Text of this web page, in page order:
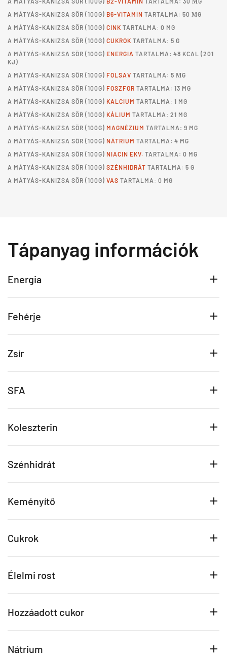
A MÁTYÁS-KANIZSA SÖR (100G) B6-VITAMIN TARTALMA: 50 ΜG
A MÁTYÁS-KANIZSA SÖR (100G) CINK TARTALMA: 0 MG
A MÁTYÁS-KANIZSA SÖR (100G) CUKROK TARTALMA: 5 G
A MÁTYÁS-KANIZSA SÖR (100G) ENERGIA TARTALMA: 48 KCAL (201
KJ)
A MÁTYÁS-KANIZSA SÖR (100G) FOLSAV TARTALMA: 5 ΜG
A MÁTYÁS-KANIZSA SÖR (100G) FOSZFOR TARTALMA: 13 MG
A MÁTYÁS-KANIZSA SÖR (100G) KALCIUM TARTALMA: 1 MG
A MÁTYÁS-KANIZSA SÖR (100G) KÁLIUM TARTALMA: 21 MG
A MÁTYÁS-KANIZSA SÖR (100G) MAGNÉZIUM TARTALMA: 9 MG
A MÁTYÁS-KANIZSA SÖR (100G) NÁTRIUM TARTALMA: 4 MG
A MÁTYÁS-KANIZSA SÖR (100G) NIACIN EKV. TARTALMA: 0 MG
A MÁTYÁS-KANIZSA SÖR (100G) SZÉNHIDRÁT TARTALMA: 5 G
A MÁTYÁS-KANIZSA SÖR (100G) VAS TARTALMA: 0 MG
Tápanyag információk
Energia
Fehérje
Zsír
SFA
Koleszterin
Szénhidrát
Keményítő
Cukrok
Élelmi rost
Hozzáadott cukor
Nátrium